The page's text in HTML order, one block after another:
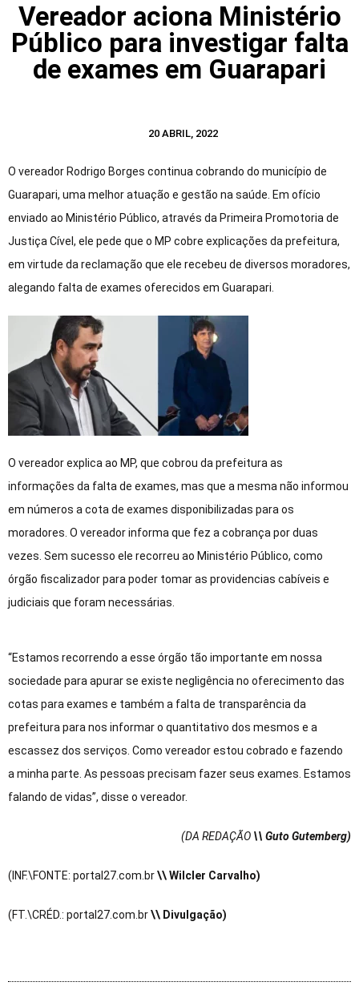
Vereador aciona Ministério
Público para investigar falta
de exames em Guarapari
20 ABRIL, 2022
O vereador Rodrigo Borges continua cobrando do município de
Guarapari, uma melhor atuação e gestão na saúde. Em ofício
enviado ao Ministério Público, através da Primeira Promotoria de
Justiça Cível, ele pede que o MP cobre explicações da prefeitura,
em virtude da reclamação que ele recebeu de diversos moradores,
alegando falta de exames oferecidos em Guarapari.
O vereador explica ao MP, que cobrou da prefeitura as
informações da falta de exames, mas que a mesma não informou
em números a cota de exames disponibilizadas para os
moradores. O vereador informa que fez a cobrança por duas
vezes. Sem sucesso ele recorreu ao Ministério Público, como
órgão fiscalizador para poder tomar as providencias cabíveis e
judiciais que foram necessárias.
“Estamos recorrendo a esse órgão tão importante em nossa
sociedade para apurar se existe negligência no oferecimento das
cotas para exames e também a falta de transparência da
prefeitura para nos informar o quantitativo dos mesmos e a
escassez dos serviços. Como vereador estou cobrado e fazendo
a minha parte. As pessoas precisam fazer seus exames. Estamos
falando de vidas”, disse o vereador.
(DA REDAÇÃO \\ Guto Gutemberg)
(INF.\FONTE: portal27.com.br\\ Wilcler Carvalho)
(FT.\CRÉD.: portal27.com.br\\ Divulgação)